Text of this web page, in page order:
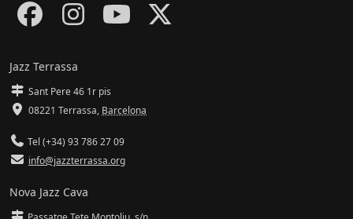
Jazz Terrassa
Sant Pere 46 1r pis
08221 Terrassa, Barcelona
Tel (+34) 93 786 27 09
info@jazzterrassa.org
Nova Jazz Cava